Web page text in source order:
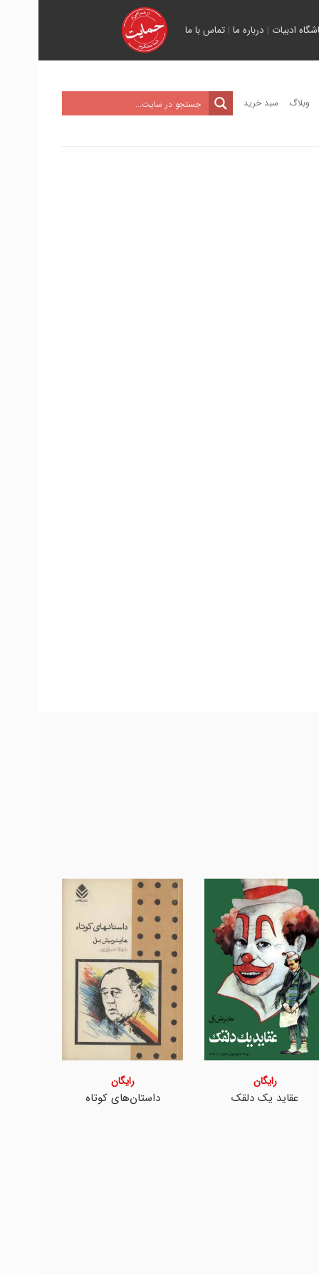
ادبیات | درباره ما |تماس با ما
وبلاگ سبد خرید
عقاید یک دلقک
رایگان
داستان‌های کوتاه
رایگان